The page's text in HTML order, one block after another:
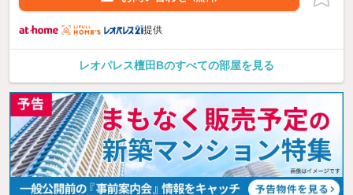
提供
レオパレス檀田Bのすべての部屋を見る